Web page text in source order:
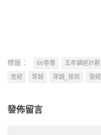
標籤： 66卷書 五年讀經計劃
查經
穿越 穿越_彼前 聖經
發佈留言